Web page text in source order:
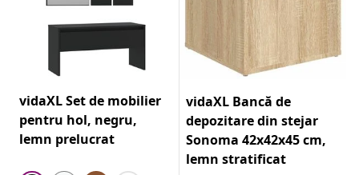
vidaXL Set de mobilier
pentru hol, negru,
lemn prelucrat
vidaXL Bancă de
depozitare din stejar
Sonoma 42x42x45 cm,
lemn stratificat